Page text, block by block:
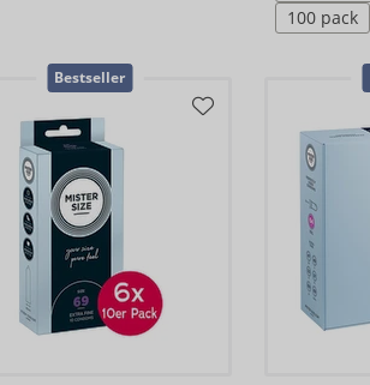
100 pack
Bestseller